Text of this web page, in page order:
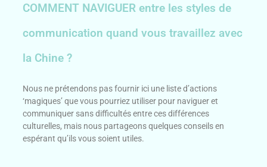
COMMENT NAVIGUER entre les styles de
communication quand vous travaillez avec
la Chine ?
Nous ne prétendons pas fournir ici une liste d’actions
‘magiques’ que vous pourriez utiliser pour naviguer et
communiquer sans difficultés entre ces différences
culturelles, mais nous partageons quelques conseils en
espérant qu’ils vous soient utiles.